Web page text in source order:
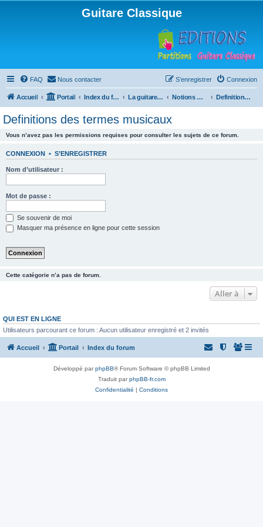
Guitare Classique
FAQ Nous contacter Connexion
S’enregistrer
Accueil Portail Index du forum La guitare : instrument, cours et théorie Notions musicales Definitions des termes musicaux
Definitions des termes musicaux
Vous n’avez pas les permissions requises pour consulter les sujets de ce forum.
CONNEXION • S’ENREGISTRER
Nom d’utilisateur :
Mot de passe :
Se souvenir de moi
Masquer ma présence en ligne pour cette session
Cette catégorie n’a pas de forum.
Aller à
QUI EST EN LIGNE
Utilisateurs parcourant ce forum : Aucun utilisateur enregistré et 2 invités
Accueil Portail Index du forum
Développé parphpBB® Forum Software © phpBB Limited
Traduit parphpBB-fr.com
Confidentialité | Conditions